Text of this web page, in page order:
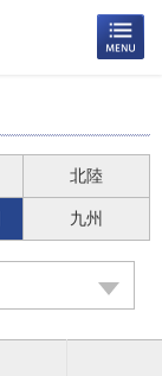
北陸
九州